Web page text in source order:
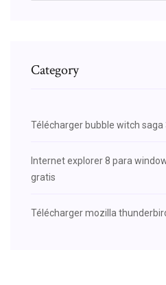
Category
Télécharger bubble witch saga
Internet explorer 8 para
gratis
Télécharger mozilla